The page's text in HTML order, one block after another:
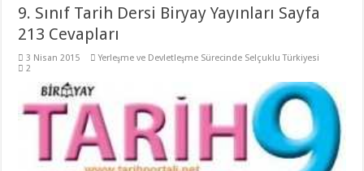
9. Sınıf Tarih Dersi Biryay Yayınları Sayfa
213 Cevapları
3 Nisan 2015
Yerleşme ve Devletleşme Sürecinde Selçuklu Türkiyesi
2